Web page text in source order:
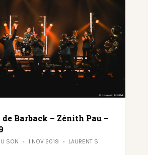
de Barback – Zénith Pau –
SON 1 NOV 2019 LAURENT S